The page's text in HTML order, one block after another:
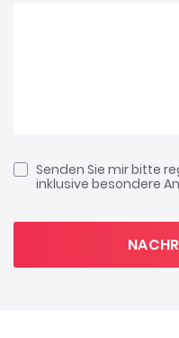
Senden Sie mir bitte
inklusive besondere